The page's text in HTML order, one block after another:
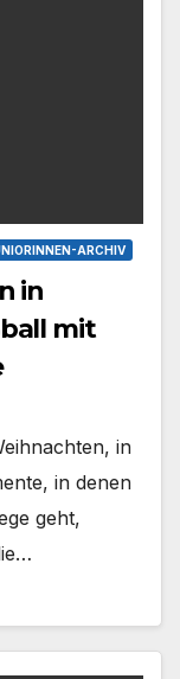
ARCHIV
in
mit
in
in denen
geht,